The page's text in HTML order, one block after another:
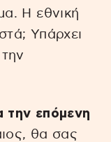
Η εθνική
Υπάρχει
την επόμενη
θα σας